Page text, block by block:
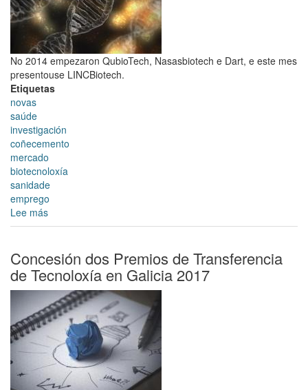
No 2014 empezaron QubioTech, Nasasbiotech e Dart, e este mes
presentouse LINCBiotech.
Etiquetas
novas
saúde
investigación
coñecemento
mercado
biotecnoloxía
sanidade
emprego
Lee más
A
sanitaria
de
Santiago
lanzou
catro
empresas
aos
mercados
Concesión dos Premios de Transferencia
de Tecnoloxía en Galicia 2017